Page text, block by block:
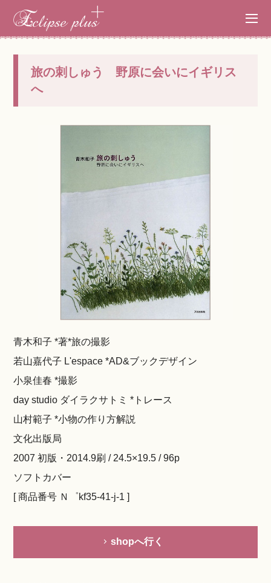
旅の刺しゅう 野原に会いにイギリス
へ
青木和子 *著*旅の撮影
若山嘉代子 L'espace *AD&ブックデザイン
小泉佳春 *撮影
day studio ダイラクサトミ *トレース
山村範子 *小物の作り方解説
文化出版局
2007 初版・2014.9刷 / 24.5×19.5 / 96p
ソフトカバー
[ 商品番号 Ｎ゜kf35-41-j-1 ]
shopへ行く